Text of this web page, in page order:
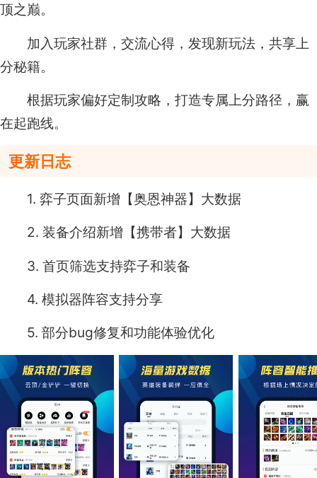
顶之巅。
加入玩家社群，交流心得，发现新玩法，共享上
分秘籍。
根据玩家偏好定制攻略，打造专属上分路径，赢
在起跑线。
更新日志
1. 弈子页面新增【奥恩神器】大数据
2. 装备介绍新增【携带者】大数据
3. 首页筛选支持弈子和装备
4. 模拟器阵容支持分享
5. 部分bug修复和功能体验优化